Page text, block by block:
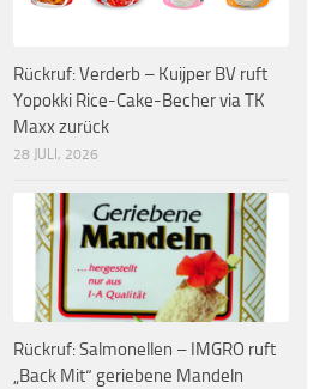
Rückruf: Verderb – Kuijper BV ruft
Yopokki Rice-Cake-Becher via TK
Maxx zurück
28 JULI, 2026
Rückruf: Salmonellen – IMGRO ruft
„Back Mit“ geriebene Mandeln